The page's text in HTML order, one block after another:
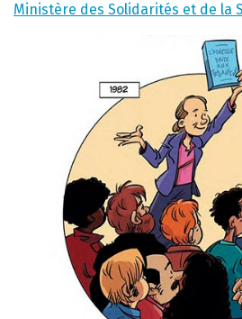
Ministère des Solidarités et de la